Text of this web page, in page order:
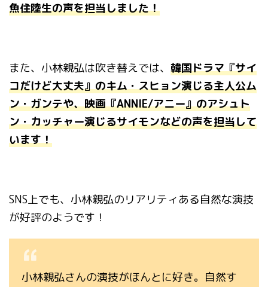
魚住陸生の声を担当しました！
また、小林親弘は吹き替えでは、 韓国ドラマ『サイ
コだけど大丈夫』のキム・スヒョン演じる主人公ム
ン・ガンテや、映画『ANNIE/アニー』のアシュト
ン・カッチャー演じるサイモンなどの声を担当して
います！
SNS上でも、小林親弘のリアリティある自然な演技
が好評のようです！
小林親弘さんの演技がほんとに好き。自然す